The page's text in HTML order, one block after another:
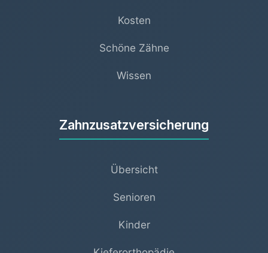
Kosten
Schöne Zähne
Wissen
Zahnzusatzversicherung
Übersicht
Senioren
Kinder